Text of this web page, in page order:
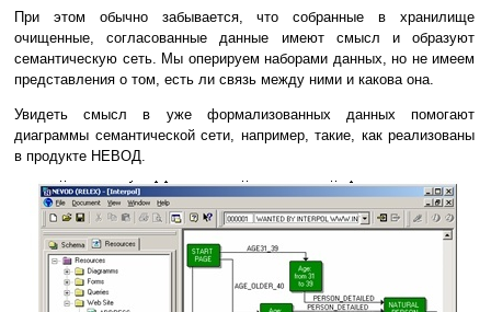
При этом обычно забывается, что собранные в хранилище
очищенные, согласованные данные имеют смысл и образуют
семантическую сеть. Мы оперируем наборами данных, но не имеем
представления о том, есть ли связь между ними и какова она.
Увидеть смысл в уже формализованных данных помогают
диаграммы семантической сети, например, такие, как реализованы
в продукте НЕВОД.